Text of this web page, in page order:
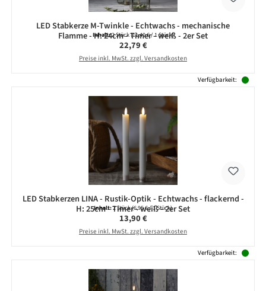
LED Stabkerze M-Twinkle - Echtwachs - mechanische
Flamme - H: 24cm - Timer - weiß - 2er Set
Inhalt:2 Stück(11,40 € / 1 Stück)
Regulärer Preis:
22,79 €
Preise inkl. MwSt. zzgl. Versandkosten
Verfügbarkeit:
LED Stabkerzen LINA - Rustik-Optik - Echtwachs - flackernd -
H: 25cm - Timer - weiß - 2er Set
Inhalt:2 Stück(6,95 € / 1 Stück)
Regulärer Preis:
13,90 €
Preise inkl. MwSt. zzgl. Versandkosten
Verfügbarkeit: